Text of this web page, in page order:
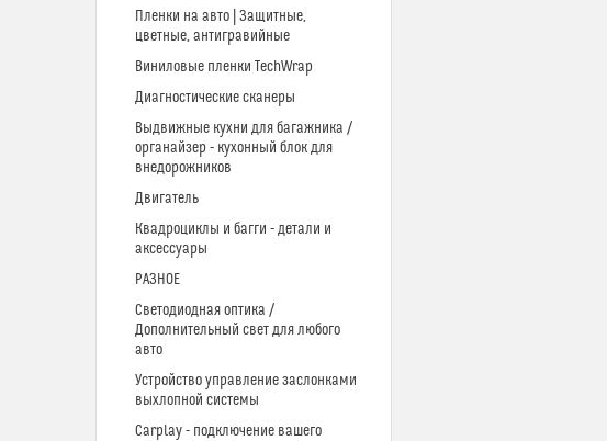
Пленки на авто | Защитные,
цветные, антигравийные
Виниловые пленки TechWrap
Диагностические сканеры
Выдвижные кухни для багажника /
органайзер - кухонный блок для
внедорожников
Двигатель
Квадроциклы и багги - детали и
аксессуары
РАЗНОЕ
Светодиодная оптика /
Дополнительный свет для любого
авто
Устройство управление заслонками
выхлопной системы
Carplay - подключение вашего